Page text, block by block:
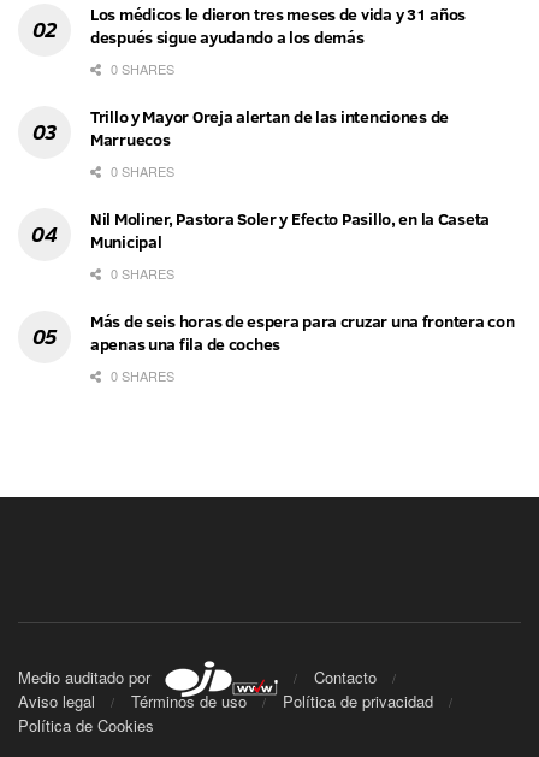
Los médicos le dieron tres meses de vida y 31 años
después sigue ayudando a los demás
0 SHARES
Trillo y Mayor Oreja alertan de las intenciones de
Marruecos
0 SHARES
Nil Moliner, Pastora Soler y Efecto Pasillo, en la Caseta
Municipal
0 SHARES
Más de seis horas de espera para cruzar una frontera con
apenas una fila de coches
0 SHARES
Medio auditado por
Contacto
Aviso legal
Términos de uso
Política de privacidad
Política de Cookies